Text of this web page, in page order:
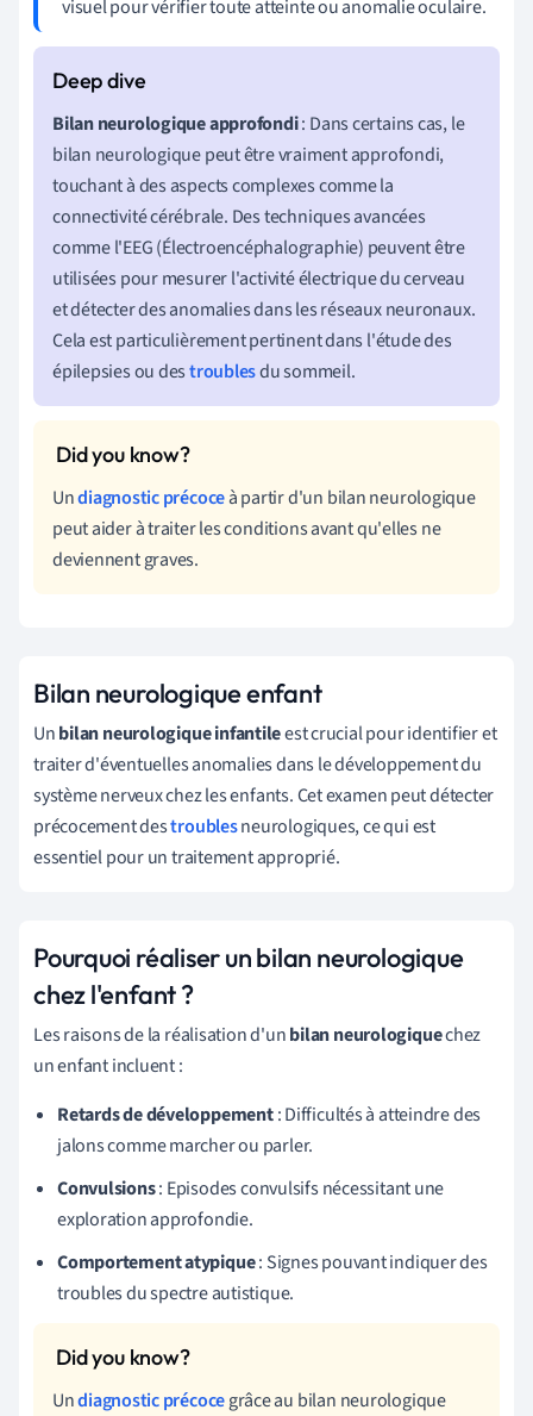
visuel pour vérifier toute atteinte ou anomalie oculaire.
Bilan neurologique approfondi: Dans certains cas, le
bilan neurologique peut être vraiment approfondi,
touchant à des aspects complexes comme la
connectivité cérébrale. Des techniques avancées
comme l'EEG (Électroencéphalographie) peuvent être
utilisées pour mesurer l'activité électrique du cerveau
et détecter des anomalies dans les réseaux neuronaux.
Cela est particulièrement pertinent dans l'étude des
épilepsies ou destroublesdu sommeil.
Undiagnostic précoceà partir d'un bilan neurologique
peut aider à traiter les conditions avant qu'elles ne
deviennent graves.
Bilan neurologique enfant
Unbilan neurologique infantileest crucial pour identifier et
traiter d'éventuelles anomalies dans le développement du
système nerveux chez les enfants. Cet examen peut détecter
précocement destroublesneurologiques, ce qui est
essentiel pour un traitement approprié.
Pourquoi réaliser un bilan neurologique
chez l'enfant ?
Les raisons de la réalisation d'unbilan neurologiquechez
un enfant incluent :
Retards de développement: Difficultés à atteindre des
jalons comme marcher ou parler.
Convulsions: Episodes convulsifs nécessitant une
exploration approfondie.
Comportement atypique: Signes pouvant indiquer des
troubles du spectre autistique.
Undiagnostic précocegrâce au bilan neurologique